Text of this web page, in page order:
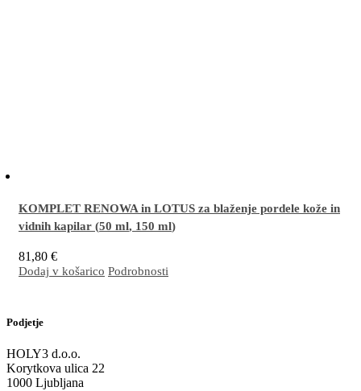
KOMPLET RENOWA in LOTUS za blaženje pordele kože in
vidnih kapilar (50 ml, 150 ml)
81,80 €
Odlična kombinacija za intenzivno dnevno in nočno nego pordele kože in/ali kože z
Dodaj v košarico Podrobnosti
Podjetje
HOLY3 d.o.o.
Korytkova ulica 22
1000 Ljubljana